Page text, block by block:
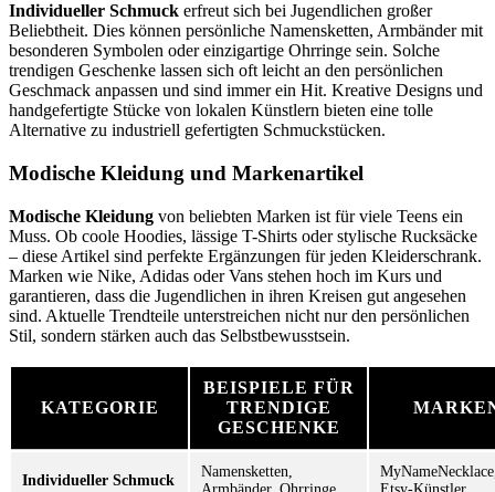
Individueller Schmuck erfreut sich bei Jugendlichen großer
Beliebtheit. Dies können persönliche Namensketten, Armbänder mit
besonderen Symbolen oder einzigartige Ohrringe sein. Solche
trendigen Geschenke lassen sich oft leicht an den persönlichen
Geschmack anpassen und sind immer ein Hit. Kreative Designs und
handgefertigte Stücke von lokalen Künstlern bieten eine tolle
Alternative zu industriell gefertigten Schmuckstücken.
Modische Kleidung und Markenartikel
Modische Kleidung von beliebten Marken ist für viele Teens ein
Muss. Ob coole Hoodies, lässige T-Shirts oder stylische Rucksäcke
– diese Artikel sind perfekte Ergänzungen für jeden Kleiderschrank.
Marken wie Nike, Adidas oder Vans stehen hoch im Kurs und
garantieren, dass die Jugendlichen in ihren Kreisen gut angesehen
sind. Aktuelle Trendteile unterstreichen nicht nur den persönlichen
Stil, sondern stärken auch das Selbstbewusstsein.
KATEGORIE
BEISPIELE FÜR
TRENDIGE
GESCHENKE
Individueller Schmuck
Namensketten,